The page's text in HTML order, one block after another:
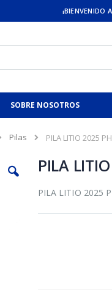
¡BIENVENIDO
SOBRE NOSOTROS
Inicio
Pilas PILA LITIO 2025
PILA
PILA LITIO 2025